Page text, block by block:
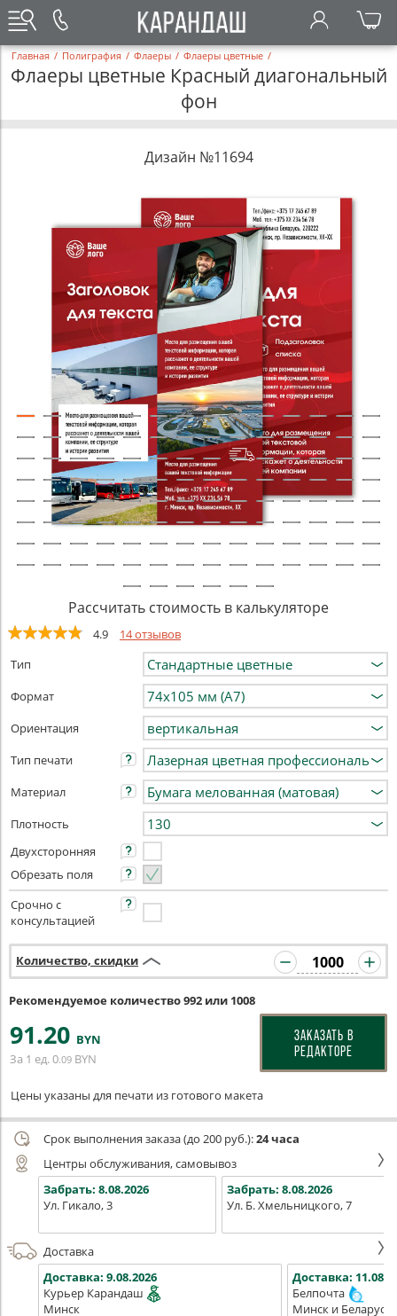
Главная / Полиграфия / Флаеры / Флаеры цветные /
Флаеры цветные Красный диагональный
фон
Дизайн №11694
Рассчитать стоимость в калькуляторе
4.9
14 отзывов
Тип
Формат
Ориентация
Тип печати
Материал
Плотность
Двухсторонняя
Обрезать поля
Срочно с
консультацией
Количество, скидки
Рекомендуемое количество 992 или 1008
91.20 BYN
За 1 ед.0.09 BYN
ЗАКАЗАТЬ В
РЕДАКТОРЕ
Цены указаны для печати из готового макета
Срок выполнения заказа (до 200 руб.):24 часа
Центры обслуживания, самовывоз
Забрать: 8.08.2026
Ул. Гикало, 3
Забрать: 8.08.2026
Ул. Б. Хмельницкого, 7
Доставка
Доставка: 9.08.2026
Курьер Карандаш
Минск
Доставка:
Белпочта
Минск и Беларусь